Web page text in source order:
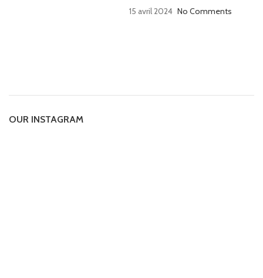
15 avril 2024 No Comments
OUR INSTAGRAM